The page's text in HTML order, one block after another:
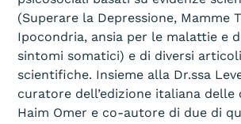
(Superare la Depressione, Mamme
Ipocondria, ansia per le malattie e
sintomi somatici) e di diversi
scientifiche. Insieme alla Dr.ssa
curatore dell’edizione italiana delle
Haim Omer e co-autore di due di